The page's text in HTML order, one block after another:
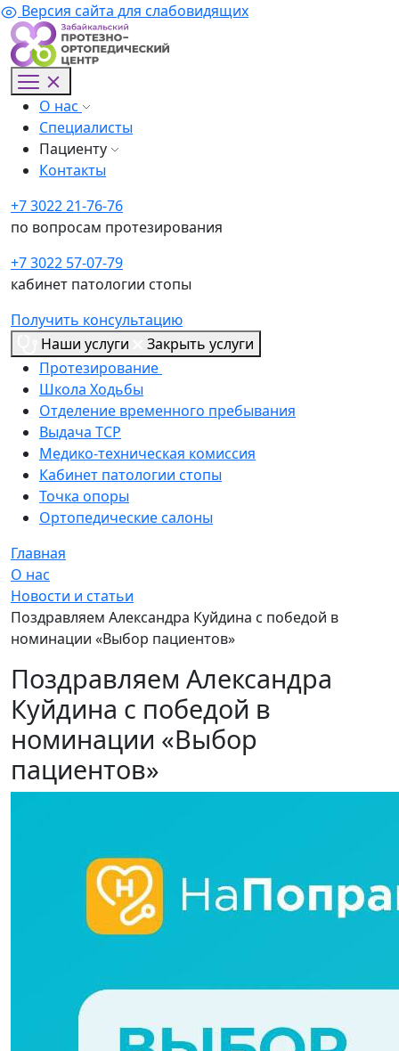
Версия сайта для слабовидящих
О нас
Специалисты
Пациенту
Контакты
+7 3022 21-76-76
по вопросам протезирования
+7 3022 57-07-79
кабинет патологии стопы
Получить консультацию
Наши услуги
Закрыть услуги
Протезирование
Школа Ходьбы
Отделение временного пребывания
Выдача ТСР
Медико-техническая комиссия
Кабинет патологии стопы
Точка опоры
Ортопедические салоны
Главная
О нас
Новости и статьи
Поздравляем Александра Куйдина с победой в
номинации «Выбор пациентов»
Поздравляем Александра
Куйдина с победой в
номинации «Выбор
пациентов»